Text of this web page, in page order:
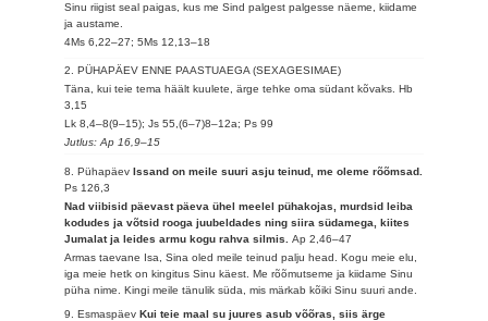
Sinu riigist seal paigas, kus me Sind palgest palgesse näeme, kiidame
ja austame.
4Ms 6,22–27; 5Ms 12,13–18
2. PÜHAPÄEV ENNE PAASTUAEGA (SEXAGESIMAE)
Täna, kui teie tema häält kuulete, ärge tehke oma südant kõvaks.Hb
3,15
Lk 8,4–8(9–15); Js 55,(6–7)8–12a; Ps 99
Jutlus: Ap 16,9–15
8. PühapäevIssand on meile suuri asju teinud, me oleme rõõmsad.
Ps 126,3
Nad viibisid päevast päeva ühel meelel pühakojas, murdsid leiba
kodudes ja võtsid rooga juubeldades ning siira südamega, kiites
Jumalat ja leides armu kogu rahva silmis.Ap 2,46–47
Armas taevane Isa, Sina oled meile teinud palju head. Kogu meie elu,
iga meie hetk on kingitus Sinu käest. Me rõõmutseme ja kiidame Sinu
püha nime. Kingi meile tänulik süda, mis märkab kõiki Sinu suuri ande.
9. EsmaspäevKui teie maal su juures asub võõras, siis ärge